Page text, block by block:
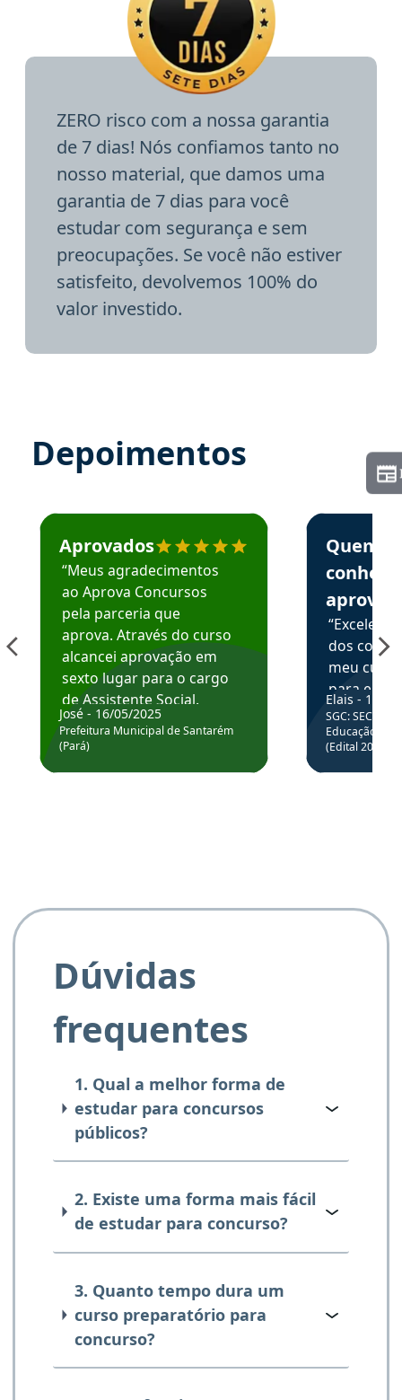
ZERO risco com a nossa garantia
de 7 dias! Nós confiamos tanto no
nosso material, que damos uma
garantia de 7 dias para você
estudar com segurança e sem
preocupações. Se você não estiver
satisfeito, devolvemos 100% do
valor investido.
Depoimentos
Estudante José recomenda o Aprova Concursos em
Aprovados
“Meus agradecimentos
ao Aprova Concursos
pela parceria que
aprova. Através do curso
alcancei aprovação em
sexto lugar para o cargo
de Assistente Social.
Hoje estou atuando na
Prefeitura de Santarém.
José - 16/05/2025
Prefeitura Municipal de Santarém
(Pará)
Estudante
Quem
aprova
dos
meu
para
colocar
através
de
Elais - 15/
SGC: SEC BA
Educação
(Edital
Dúvidas
frequentes
1. Qual a melhor forma de
estudar para concursos
públicos?
2. Existe uma forma mais fácil
de estudar para concurso?
3. Quanto tempo dura um
curso preparatório para
concurso?